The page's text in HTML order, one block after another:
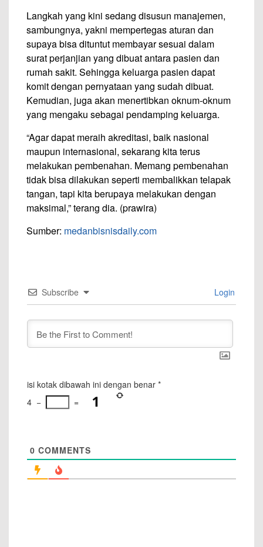
Langkah yang kini sedang disusun manajemen,
sambungnya, yakni mempertegas aturan dan
supaya bisa dituntut membayar sesuai dalam
surat perjanjian yang dibuat antara pasien dan
rumah sakit. Sehingga keluarga pasien dapat
komit dengan pernyataan yang sudah dibuat.
Kemudian, juga akan menertibkan oknum-oknum
yang mengaku sebagai pendamping keluarga.
“Agar dapat meraih akreditasi, baik nasional
maupun internasional, sekarang kita terus
melakukan pembenahan. Memang pembenahan
tidak bisa dilakukan seperti membalikkan telapak
tangan, tapi kita berupaya melakukan dengan
maksimal,” terang dia. (prawira)
Sumber: medanbisnisdaily.com
Subscribe Login
isi kotak dibawah ini dengan benar *
4 − =
0 COMMENTS